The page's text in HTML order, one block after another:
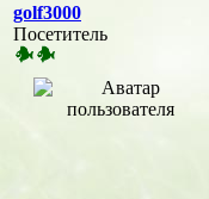
golf3000
Посетитель